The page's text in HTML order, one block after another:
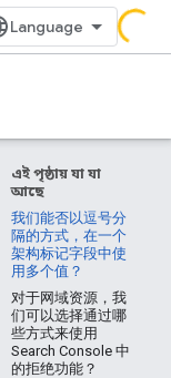
এই পৃষ্ঠায় যা যা
আছে
我们能否以逗号分
隔的方式，在一个
架构标记字段中使
用多个值？
对于网域资源，我
们可以选择通过哪
些方式来使用
Search Console 中
的拒绝功能？